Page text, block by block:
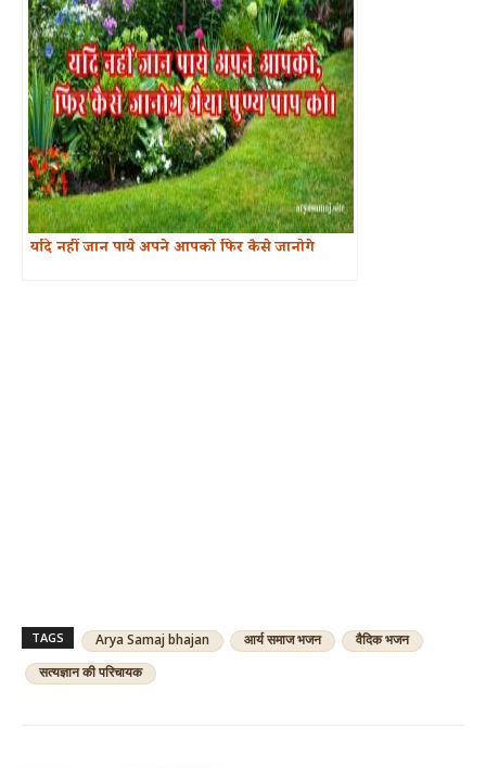
यदि नहीं जान पाये अपने आपको फिर कैसे जानोगे
TAGS Arya Samaj bhajan आर्य समाज भजन
वैदिक भजन
सत्यज्ञान की परिचायक